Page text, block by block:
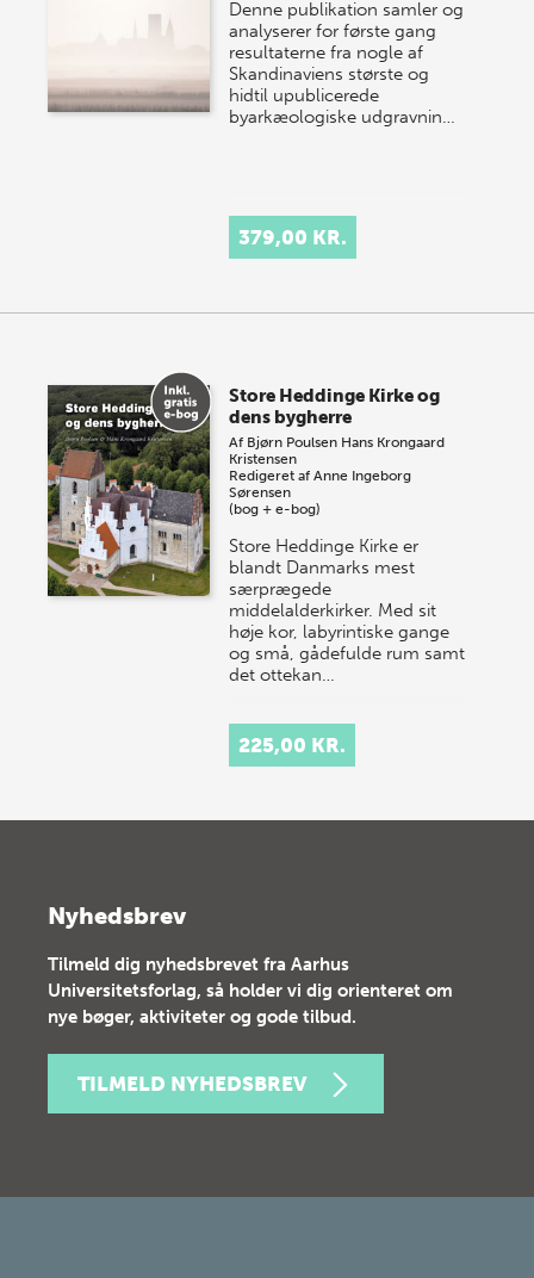
Denne publikation samler og
analyserer for første gang
resultaterne fra nogle af
Skandinaviens største og
hidtil upublicerede
byarkæologiske udgravnin…
379,00 KR.
Store Heddinge Kirke og
dens bygherre
Af Bjørn Poulsen Hans Krongaard
Kristensen
Redigeret afAnne Ingeborg
Sørensen
(bog + e-bog)
Store Heddinge Kirke er
blandt Danmarks mest
særprægede
middelalderkirker. Med sit
høje kor, labyrintiske gange
og små, gådefulde rum samt
det ottekan…
225,00 KR.
Nyhedsbrev
Tilmeld dig nyhedsbrevet fra Aarhus
Universitetsforlag, så holder vi dig orienteret om
nye bøger, aktiviteter og gode tilbud.
TILMELD NYHEDSBREV